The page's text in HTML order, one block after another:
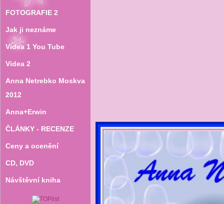
FOTOGRAFIE 2
Jak ji neznáme
Videa 1 You Tube
Videa 2
Anna Netrebko Moskva
2012
Anna+Erwin
ČLÁNKY - RECENZE
Ceny a ocenění
CD‚ DVD
Návštěvní kniha